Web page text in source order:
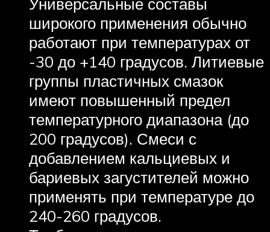
широкого применения обычно
работают при температурах от
-30 до +140 градусов. Литиевые
группы пластичных смазок
имеют повышенный предел
температурного диапазона (до
200 градусов). Смеси с
добавлением кальциевых и
бариевых загустителей можно
применять при температуре до
240-260 градусов.